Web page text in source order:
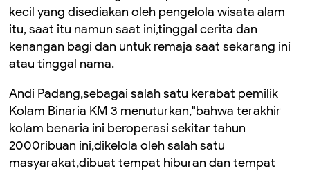
kecil yang disediakan oleh pengelola wisata alam
itu, saat itu namun saat ini,tinggal cerita dan
kenangan bagi dan untuk remaja saat sekarang ini
atau tinggal nama.
Andi Padang,sebagai salah satu kerabat pemilik
Kolam Binaria KM 3 menuturkan,"bahwa terakhir
kolam benaria ini beroperasi sekitar tahun
2000ribuan ini,dikelola oleh salah satu
masyarakat,dibuat tempat hiburan dan tempat